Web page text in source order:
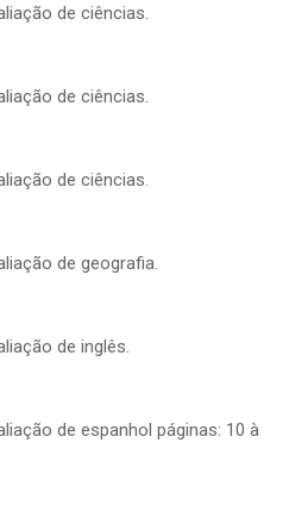
de ciências.
de ciências.
de ciências.
de geografia.
de inglês.
de espanhol páginas: 10 à